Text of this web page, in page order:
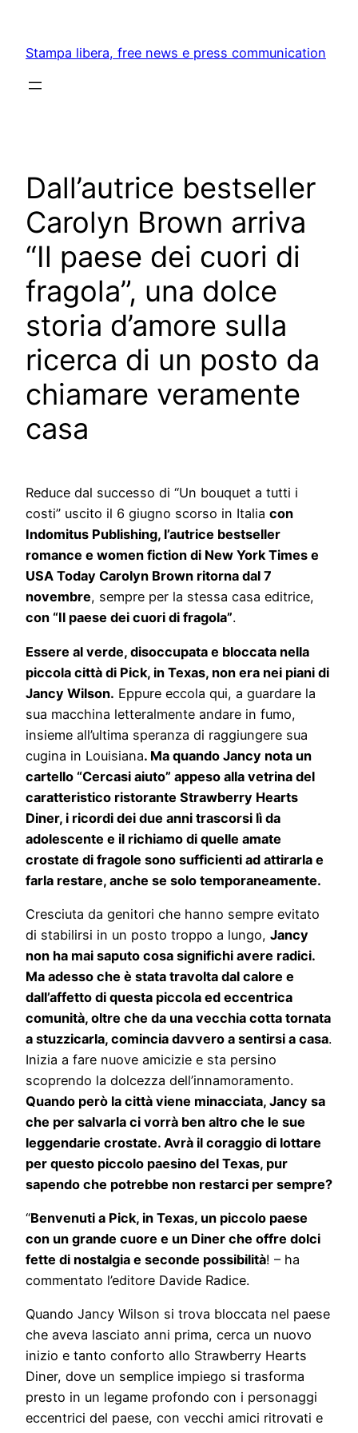
content
Stampa libera, free news e press communication
Dall’autrice bestseller
Carolyn Brown arriva
“Il paese dei cuori di
fragola”, una dolce
storia d’amore sulla
ricerca di un posto da
chiamare veramente
casa
Reduce dal successo di “Un bouquet a tutti i
costi” uscito il 6 giugno scorso in Italia con
Indomitus Publishing, l’autrice bestseller
romance e women fiction di New York Times e
USA Today Carolyn Brown ritorna dal 7
novembre, sempre per la stessa casa editrice,
con “Il paese dei cuori di fragola”.
Essere al verde, disoccupata e bloccata nella
piccola città di Pick, in Texas, non era nei piani di
Jancy Wilson. Eppure eccola qui, a guardare la
sua macchina letteralmente andare in fumo,
insieme all’ultima speranza di raggiungere sua
cugina in Louisiana. Ma quando Jancy nota un
cartello “Cercasi aiuto” appeso alla vetrina del
caratteristico ristorante Strawberry Hearts
Diner, i ricordi dei due anni trascorsi lì da
adolescente e il richiamo di quelle amate
crostate di fragole sono sufficienti ad attirarla e
farla restare, anche se solo temporaneamente.
Cresciuta da genitori che hanno sempre evitato
di stabilirsi in un posto troppo a lungo, Jancy
non ha mai saputo cosa significhi avere radici.
Ma adesso che è stata travolta dal calore e
dall’affetto di questa piccola ed eccentrica
comunità, oltre che da una vecchia cotta tornata
a stuzzicarla, comincia davvero a sentirsi a casa.
Inizia a fare nuove amicizie e sta persino
scoprendo la dolcezza dell’innamoramento.
Quando però la città viene minacciata, Jancy sa
che per salvarla ci vorrà ben altro che le sue
leggendarie crostate. Avrà il coraggio di lottare
per questo piccolo paesino del Texas, pur
sapendo che potrebbe non restarci per sempre?
“Benvenuti a Pick, in Texas, un piccolo paese
con un grande cuore e un Diner che offre dolci
fette di nostalgia e seconde possibilità! – ha
commentato l’editore Davide Radice.
Quando Jancy Wilson si trova bloccata nel paese
che aveva lasciato anni prima, cerca un nuovo
inizio e tanto conforto allo Strawberry Hearts
Diner, dove un semplice impiego si trasforma
presto in un legame profondo con i personaggi
eccentrici del paese, con vecchi amici ritrovati e